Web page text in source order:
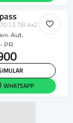
LIMITED T270 1.3 TB 4x2 Flex Aut
km Aut.
PR
WHATSAPP